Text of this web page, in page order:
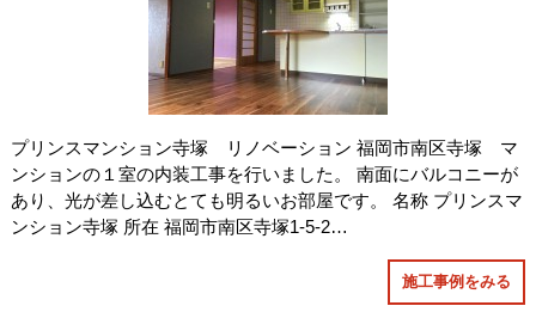
プリンスマンション寺塚 リノベーション 福岡市南区寺塚 マ
ンションの１室の内装工事を行いました。 南面にバルコニーが
あり、光が差し込むとても明るいお部屋です。 名称 プリンスマ
ンション寺塚 所在 福岡市南区寺塚1-5-2…
施工事例をみる